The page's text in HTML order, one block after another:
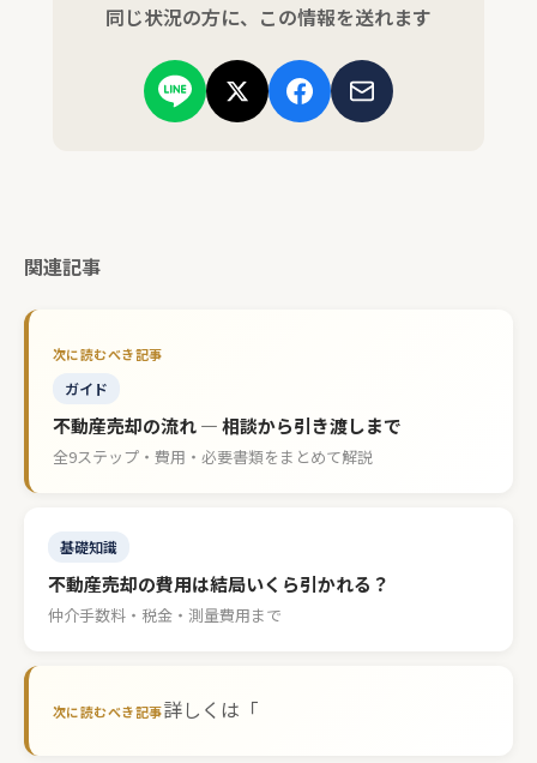
同じ状況の方に、この情報を送れます
関連記事
ガイド
不動産売却の流れ — 相談から引き渡しまで
全9ステップ・費用・必要書類をまとめて解説
基礎知識
不動産売却の費用は結局いくら引かれる？
仲介手数料・税金・測量費用まで
詳しくは「